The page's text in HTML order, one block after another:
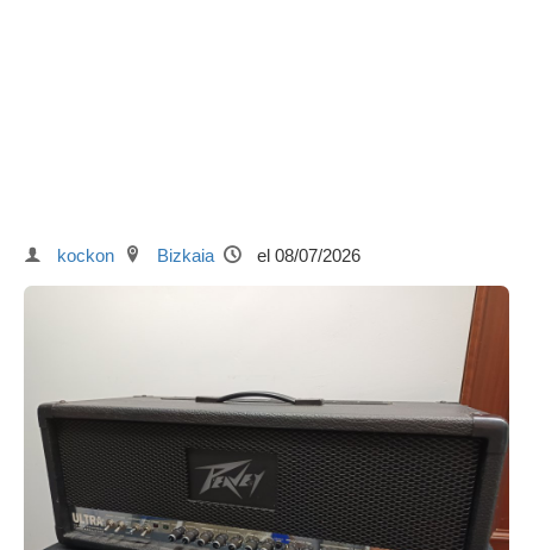
kockon Bizkaia el 08/07/2026